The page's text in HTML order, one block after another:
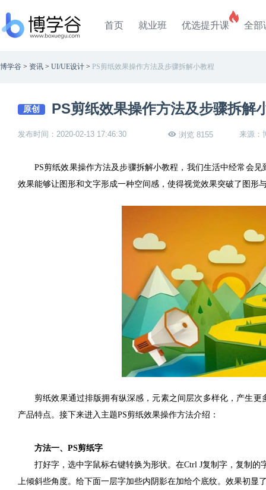
首页 就业班 优选提升课 全部
博学谷 > 资讯 > UI/UE设计 > PS剪纸效果操作方法及步骤拆解小教程
原创 PS剪纸效果操作方法及步骤拆解
发布时间：2020-02-13 17:46:30 浏览 8155 来源：
PS剪纸效果操作方法及步骤拆解小教程，我们生活中经常会
效果能够让图形和文字形成一种空间感，使得视觉效果突破了图形
剪纸效果通过排版拥有纵深感，元素之间层次多样化，产生
产品特点。接下来进入主题PS剪纸效果操作方法介绍：
方法一、PS剪纸字
打好字，选中字鼠标右键转换为形状。在Ctrl J复制字，复制
上倾斜些角度。给下面一层字加些内阴影在加给个底纹。效果初显